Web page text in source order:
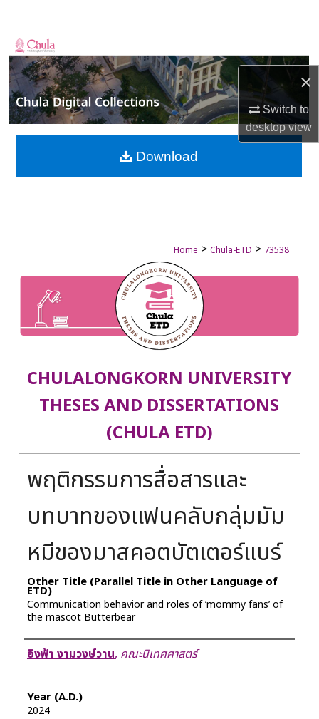
×
Switch to
desktopview
Browse Collections
My Account
About
Digital Commons Network™
Home > Chula-ETD > 73538
CHULALONGKORN UNIVERSITY
THESES AND DISSERTATIONS
(CHULA ETD)
พฤติกรรมการสื่อสารและ
บทบาทของแฟนคลับกลุ่มมัม
หมีของมาสคอตบัตเตอร์แบร์
Other Title (Parallel Title in Other Language of
ETD)
Communication behavior and roles of ‘mommy fans’ of
the mascot Butterbear
Author
อิงฟ้า งามวงษ์วาน, คณะนิเทศศาสตร์
Year (A.D.)
2024
Download